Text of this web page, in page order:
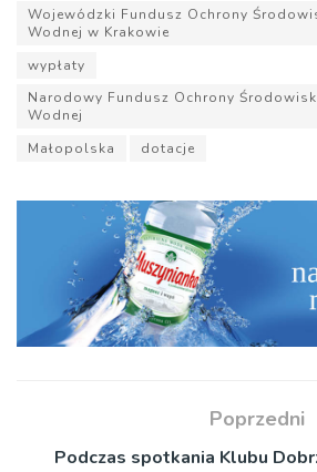
Wojewódzki Fundusz Ochrony
Wodnej w Krakowie
wypłaty
Narodowy Fundusz Ochrony
Wodnej
Małopolska
dotacje
Poprzedni
Podczas spotkania Klubu